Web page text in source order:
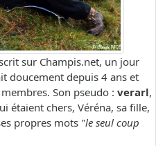
sur Champis.net, un jour
doucement depuis 4 ans et
Son pseudo : verarl,
étaient chers, Véréna, sa fille,
propres mots "le seul coup